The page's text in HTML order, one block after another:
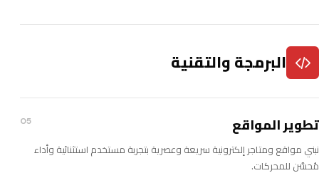
البرمجة والتقنية
تطوير المواقع 05
نبني مواقع ومتاجر إلكترونية سريعة وعصرية بتجربة مستخدم استثنائية وأداء
مُحسَّن للمحركات.